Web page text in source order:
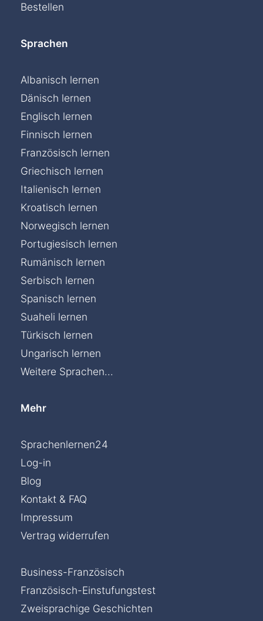
Bestellen
Sprachen
Albanisch lernen
Dänisch lernen
Englisch lernen
Finnisch lernen
Französisch lernen
Griechisch lernen
Italienisch lernen
Kroatisch lernen
Norwegisch lernen
Portugiesisch lernen
Rumänisch lernen
Serbisch lernen
Spanisch lernen
Suaheli lernen
Türkisch lernen
Ungarisch lernen
Weitere Sprachen...
Mehr
Sprachenlernen24
Log-in
Blog
Kontakt & FAQ
Impressum
Vertrag widerrufen
Business-Französisch
Französisch-Einstufungstest
Zweisprachige Geschichten
Chat »